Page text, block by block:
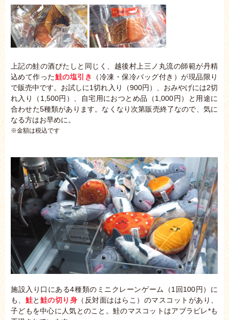
上記の鮭の酒びたしと同じく、越後村上三ノ丸流の師範が丹精
込めて作った鮭の塩引き
（冷凍・保冷バッグ付き）が現品限り
で販売中です。お試しに1切れ入り（900円）、おみやげには2切
れ入り（1,500円）、自宅用におつとめ品（1,000円）と用途に
合わせた5種類があります。なくなり次第販売終了なので、気に
なる方はお早めに。
※金額は税込です
施設入り口にある4種類のミニクレーンゲーム（1回100円）に
も、 鮭と 鮭の切り身 （反対面ははらこ）のマスコットがあり、
子どもを中心に人気とのこと。鮭のマスコットはアブラビレ*も